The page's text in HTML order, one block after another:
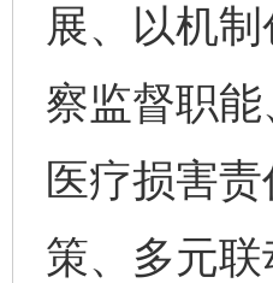
展、以机
察监督职
医疗损害
策、多元